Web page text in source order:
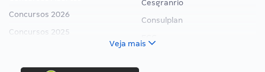
Concursos 2026
Concursos 2025
Concurso Nacional Unificado
Concurso Ibama
Cesgranrio
Consulplan
Veja mais